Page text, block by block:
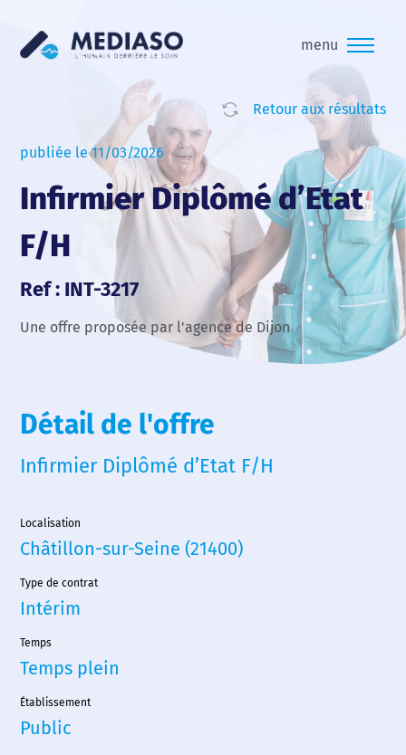
menu
Retour aux résultats
publiée le 11/03/2026
Infirmier Diplômé d’Etat
F/H
Ref : INT-3217
Une offre proposée par l'agence de Dijon
Détail de l'offre
Infirmier Diplômé d’Etat F/H
Localisation
Châtillon-sur-Seine (21400)
Type de contrat
Intérim
Temps
Temps plein
Établissement
Public